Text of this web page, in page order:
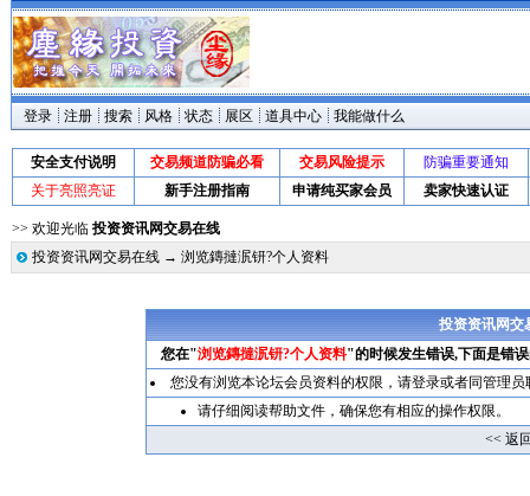
登录 注册 搜索 风格 状态 展区 道具中心 我能做什么
安全支付说明 交易频道防骗必看 交易风险提示
防骗重要通知
关于亮照亮证
新手注册指南 申请纯买家会员 卖家快速认证
>> 欢迎光临 投资资讯网交易在线
投资资讯网交易在线→ 浏览鏄撻泦钘?个人资料
投资资讯网交
您在"浏览鏄撻泦钘?个人资料"的时候发生错误,下面是错
您没有浏览本论坛会员资料的权限，请登录或者同管理员
请仔细阅读帮助文件，确保您有相应的操作权限。
<< 返